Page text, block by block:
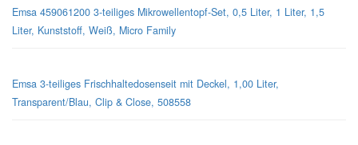
Emsa 459061200 3-teiliges Mikrowellentopf-Set, 0,5 Liter, 1 Liter, 1,5
Liter, Kunststoff, Weiß, Micro Family
Emsa 3-teiliges Frischhaltedosenseit mit Deckel, 1,00 Liter,
Transparent/Blau, Clip & Close, 508558